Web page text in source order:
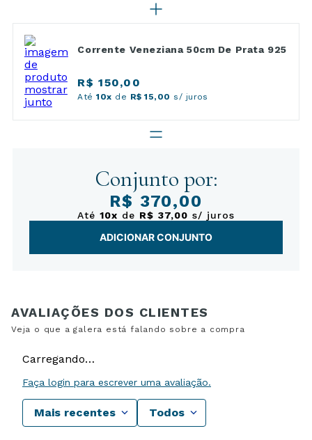
Corrente Veneziana 50cm De Prata 925
R$ 150,00
Até10x de R$ 15,00 s/ juros
Conjunto por:
R$ 370,00
Até 10x de R$ 37,00 s/ juros
ADICIONAR CONJUNTO
Carregando…
Faça login para escrever uma avaliação.
Mais recentes Todos